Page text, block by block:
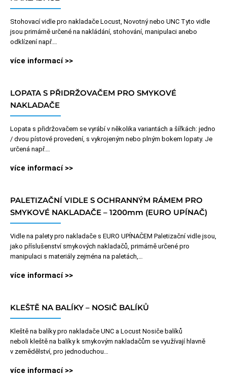
Stohovací vidle pro nakladače Locust, Novotný nebo UNC Tyto vidle
jsou primárně určené na nakládání, stohování, manipulaci anebo
odklízení např.…
více informací >>
LOPATA S PŘIDRŽOVAČEM PRO SMYKOVÉ
NAKLADAČE
Lopata s přidržovačem se vyrábí v několika variantách a šířkách: jedno
/ dvou pístové provedení, s vykrojeným nebo plným bokem lopaty. Je
určená např.…
více informací >>
PALETIZAČNÍ VIDLE S OCHRANNÝM RÁMEM PRO
SMYKOVÉ NAKLADAČE – 1200mm (EURO UPÍNAČ)
Vidle na palety pro nakladače s EURO UPÍNAČEM Paletizační vidle jsou,
jako příslušenství smykových nakladačů, primárně určené pro
manipulaci s materiály zejména na paletách,…
více informací >>
KLEŠTĚ NA BALÍKY – NOSIČ BALÍKŮ
Kleště na balíky pro nakladače UNC a Locust Nosiče balíků
neboli kleště na balíky k smykovým nakladačům se využívají hlavně
v zemědělství, pro jednoduchou…
více informací >>